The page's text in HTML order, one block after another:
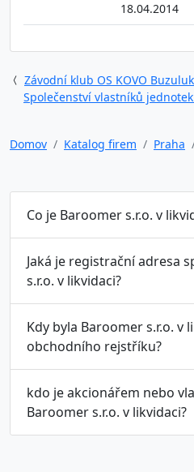
18.04.2014
Závodní klub OS KOVO
Společenství vlastníků
Domov
Katalog firem Praha
Co je Baroomer s.r.o. v
Jaká je registrační adresa
s.r.o. v likvidaci?
Kdy byla Baroomer s.r.o. v
obchodního rejstříku?
kdo je akcionářem nebo
Baroomer s.r.o. v likvidaci?